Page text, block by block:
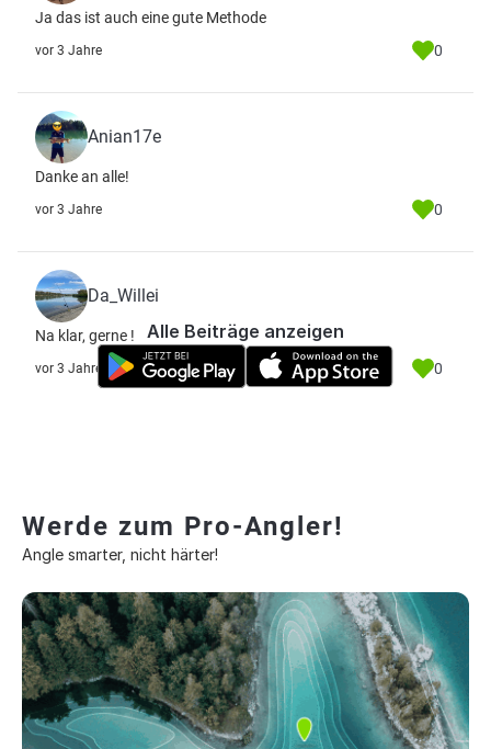
Ja das ist auch eine gute Methode
vor 3 Jahre 0
Anian17e
Danke an alle!
vor 3 Jahre 0
Da_Willei
Na klar, gerne !
vor 3 Jahre 0
Alle Beiträge anzeigen
Werde zum Pro-Angler!
Angle smarter, nicht härter!